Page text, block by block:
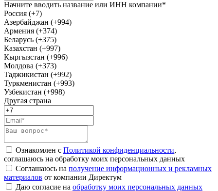
Начните вводить название или ИНН компании*
Россия (+7)
Азербайджан (+994)
Армения (+374)
Беларусь (+375)
Казахстан (+997)
Кыргызстан (+996)
Молдова (+373)
Таджикистан (+992)
Туркменистан (+993)
Узбекистан (+998)
Другая страна
Ознакомлен с Политикой конфиденциальности,
соглашаюсь на обработку моих персональных данных
Соглашаюсь на получение информационных и рекламных
материалов от компании Директум
Даю согласие на обработку моих персональных данных